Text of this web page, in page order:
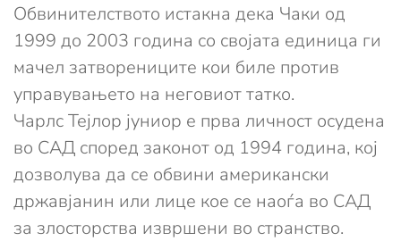
Обвинителството истакна дека Чаки од
1999 до 2003 година со својата единица ги
мачел затворениците кои биле против
управувањето на неговиот татко.
Чарлс Тејлор јуниор е прва личност осудена
во САД според законот од 1994 година, кој
дозволува да се обвини американски
државјанин или лице кое се наоѓа во САД
за злосторства извршени во странство.